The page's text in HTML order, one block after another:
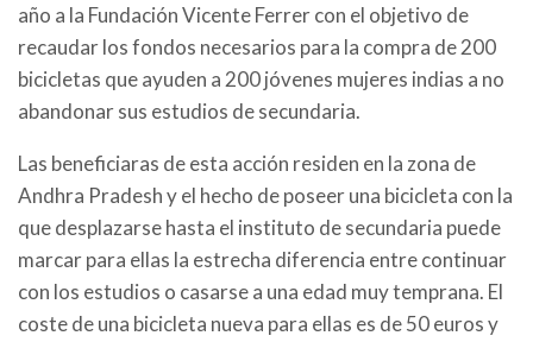
año a la Fundación Vicente Ferrer con el objetivo de
recaudar los fondos necesarios para la compra de 200
bicicletas que ayuden a 200 jóvenes mujeres indias a no
abandonar sus estudios de secundaria.
Las beneficiaras de esta acción residen en la zona de
Andhra Pradesh y el hecho de poseer una bicicleta con la
que desplazarse hasta el instituto de secundaria puede
marcar para ellas la estrecha diferencia entre continuar
con los estudios o casarse a una edad muy temprana. El
coste de una bicicleta nueva para ellas es de 50 euros y